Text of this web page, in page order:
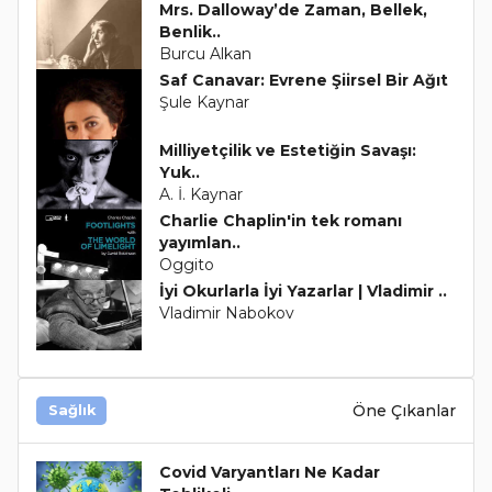
Mrs. Dalloway’de Zaman, Bellek,
Benlik..
Burcu Alkan
Saf Canavar: Evrene Şiirsel Bir Ağıt
Şule Kaynar
Milliyetçilik ve Estetiğin Savaşı:
Yuk..
A. İ. Kaynar
Charlie Chaplin'in tek romanı
yayımlan..
Oggito
İyi Okurlarla İyi Yazarlar | Vladimir ..
Vladimir Nabokov
Sağlık Öne Çıkanlar
Covid Varyantları Ne Kadar